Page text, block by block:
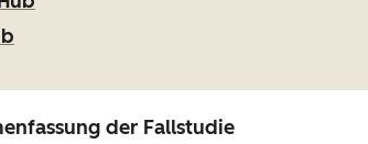
der Fallstudie